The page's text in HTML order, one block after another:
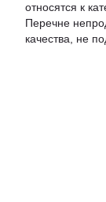
относятся к
Перечне
качества, не